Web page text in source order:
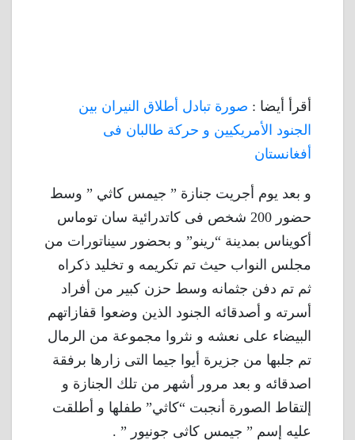
أقرأ أيضا : صورة تبادل أطلاق النيران بين
الجنود الأمريكيين و حركة طالبان فى
أفغانستان
و بعد يوم أجريت جنازة ” جيمس كاثي ” وسط
حضور 200 شخص فى كاتدرائية سان توماس
أكويناس بمدينة “رينو” و بحضور سيناتورات من
مجلس النواب حيث تم تكريمه و تخليد ذكراه
ثم تم دفن جثمانه وسط حزن كبير من أفراد
أسرته و أصدقائه الجنود الذين وضعوا قفازاتهم
البيضاء على نعشه و نثروا مجموعة من الرمال
تم جلبها من جزيرة أيوا جيما التى زارها برفقة
اصدقائه و بعد مرور أشهر من تلك الجنازة و
إلتقاط الصورة أنجبت “كاثي” طفلها و أطلقت
عليه إسم ” جيمس كاثى جونيور ” .